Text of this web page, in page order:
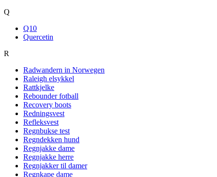
Q
Q10
Quercetin
R
Radwandern in Norwegen
Raleigh elsykkel
Rattkjelke
Rebounder fotball
Recovery boots
Redningsvest
Refleksvest
Regnbukse test
Regndekken hund
Regnjakke dame
Regnjakke herre
Regnjakker til damer
Regnkape dame